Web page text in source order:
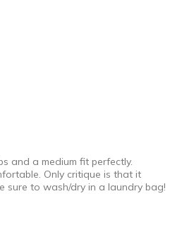
and a medium fit perfectly.
Only critique is that it
sure to wash/dry in a laundry bag!